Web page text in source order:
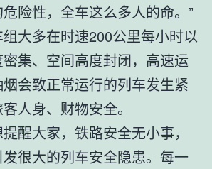
险性，全车这么多人的命。”
大多在时速200公里每小时以
密集、空间高度封闭，高速运
会致正常运行的列车发生紧
人身、财物安全。
醒大家，铁路安全无小事，
很大的列车安全隐患。每一